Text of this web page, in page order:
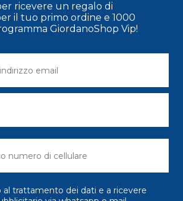
ricevere un regalo di
il tuo primo ordine e 1000
GiordanoShop Vip!
al trattamento dei dati e a ricevere